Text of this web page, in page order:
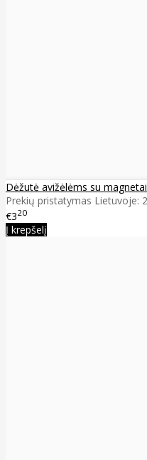
Dėžutė avižėlėms su
Prekių pristatymas Lietuvoje:
€320
Į krepšelį